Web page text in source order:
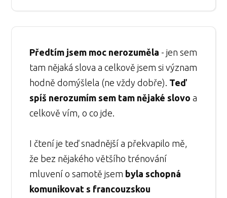
Předtím jsem moc nerozuměla - jen sem
tam nějaká slova a celkově jsem si význam
hodně domýšlela (ne vždy dobře). Teď
spíš nerozumím sem tam nějaké slovoa
celkově vím, o co jde.
I čtení je teď snadnější a překvapilo mě,
že bez nějakého většího trénování
mluvení o samotě jsem byla schopná
komunikovat s francouzskou